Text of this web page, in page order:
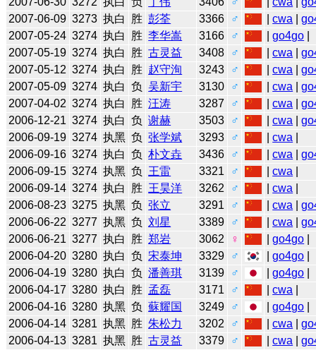
2007-06-09 3273 执白 胜 彭荃 3366 ♂ |cwa |
2007-05-24 3274 执白 胜 李华嵩 3166 ♂ |go4go
2007-05-19 3274 执白 胜 古灵益 3408 ♂ |cwa |
2007-05-12 3274 执白 胜 赵守洵 3243 ♂ |cwa |
2007-05-09 3274 执白 负 吴新宇 3130 ♂ |cwa |
2007-04-02 3274 执白 胜 汪涛 3287 ♂ |cwa |
2006-12-21 3274 执白 负 谢赫 3503 ♂ |cwa |
2006-09-19 3274 执黑 负 张学斌 3293 ♂ |cwa
2006-09-16 3274 执白 负 朴文垚 3436 ♂ |cwa |
2006-09-15 3274 执黑 负 王雷 3321 ♂ |cwa
2006-09-14 3274 执白 胜 王昊洋 3262 ♂ |cwa
2006-08-23 3275 执黑 负 张立 3291 ♂ |cwa |
2006-06-22 3277 执黑 负 刘星 3389 ♂ |cwa |
2006-06-21 3277 执白 胜 郑岩 3062 ♀ |go4go
2006-04-20 3280 执白 负 宋泰坤 3329 ♂ |go4go
2006-04-19 3280 执白 负 潘善琪 3139 ♂ |go4go
2006-04-17 3280 执白 胜 孟磊 3171 ♂ |cwa
2006-04-16 3280 执黑 负 蘇耀国 3249 ♂ |go4go
2006-04-14 3281 执黑 胜 朱松力 3202 ♂ |cwa |
2006-04-13 3281 执黑 胜 古灵益 3379 ♂ |cwa |